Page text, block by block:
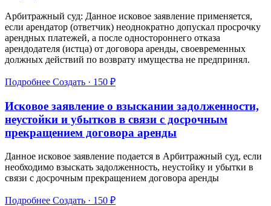
Арбитражный суд: Данное исковое заявление применяется,
если арендатор (ответчик) неоднократно допускал просрочку
арендных платежей, а после одностороннего отказа
арендодателя (истца) от договора аренды, своевременных
должных действий по возврату имущества не предпринял.
Подробнее Создать · 150 ₽
Исковое заявление о взыскании задолженности,
неустойки и убытков в связи с досрочным
прекращением договора аренды
Данное исковое заявление подается в Арбитражный суд, если
необходимо взыскать задолженность, неустойку и убытки в
связи с досрочным прекращением договора аренды
Подробнее Создать · 150 ₽